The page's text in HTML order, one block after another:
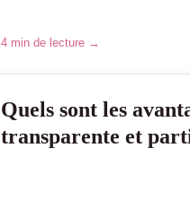
4 min de lecture →
Quels sont les
transparente et